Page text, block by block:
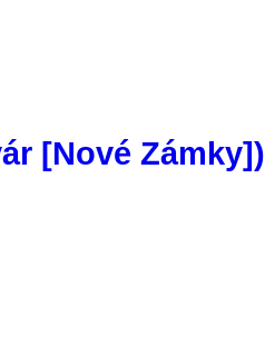
[Nové Zámky])